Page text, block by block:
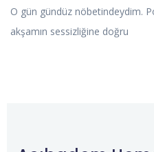
O gün gündüz nöbetindeydim.
akşamın sessizliğine doğru